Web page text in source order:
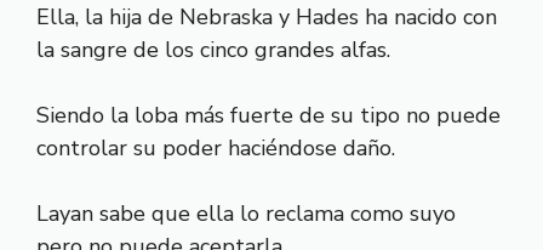
Ella, la hija de Nebraska y Hades ha nacido con
la sangre de los cinco grandes alfas.
Siendo la loba más fuerte de su tipo no puede
controlar su poder haciéndose daño.
Layan sabe que ella lo reclama como suyo